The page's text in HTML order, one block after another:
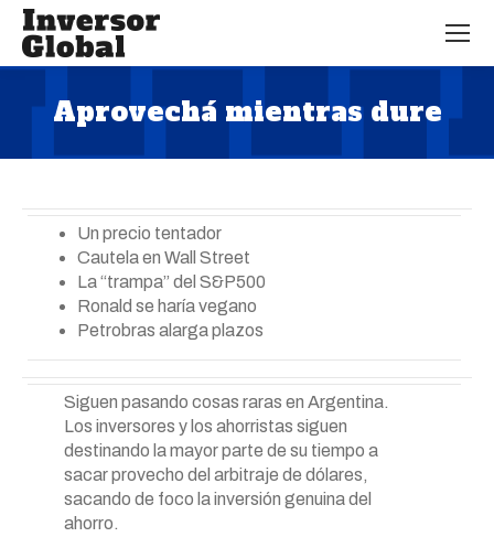
Aprovechá mientras dure
Un precio tentador
Cautela en Wall Street
La “trampa” del S&P500
Ronald se haría vegano
Petrobras alarga plazos
Siguen pasando cosas raras en Argentina.
Los inversores y los ahorristas siguen
destinando la mayor parte de su tiempo a
sacar provecho del arbitraje de dólares,
sacando de foco la inversión genuina del
ahorro.